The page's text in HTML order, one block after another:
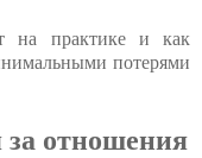
на практике и как
потерями
отношения